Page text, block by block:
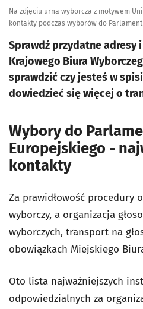
Na zdjęciu urna wyborcza z motywem
kontakty podczas wyborów do
Sprawdź przydatne
Krajowego Biura
sprawdzić czy jesteś w
dowiedzieć się więcej o
Wybory do
Europejskiego -
kontakty
Za prawidłowość procedury
wyborczy, a organizacja
wyborczych, transport na
obowiązkach Miejskiego
Oto lista najważniejszych
odpowiedzialnych za